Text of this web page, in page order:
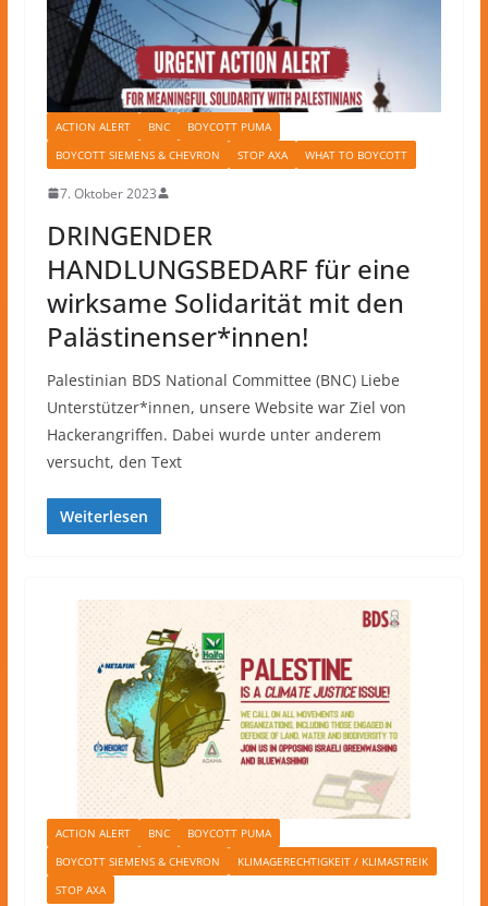
ACTION ALERT BNC
BOYCOTT PUMA
BOYCOTT SIEMENS & CHEVRON
STOP AXA WHAT TO BOYCOTT
7. Oktober 2023
DRINGENDER
HANDLUNGSBEDARF für eine
wirksame Solidarität mit den
Palästinenser*innen!
Palestinian BDS National Committee (BNC) Liebe
Unterstützer*innen, unsere Website war Ziel von
Hackerangriffen. Dabei wurde unter anderem
versucht, den Text
Weiterlesen
ACTION ALERT BNC
BOYCOTT PUMA
BOYCOTT SIEMENS & CHEVRON
KLIMAGERECHTIGKEIT / KLIMASTREIK
STOP AXA